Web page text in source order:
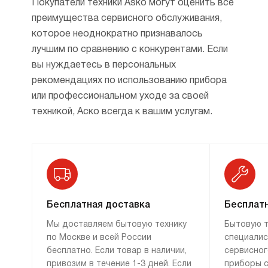
и представить себе не могли. И хотя лучшие
бренды на рынке бытовой техники тоже
делают, например, систему адаптивного
регулирования температур, Asko есть чем
удивить потребителя.
Конвертируемая камера выглядит
в точности как морозильник, но на деле все
намного интереснее. В зависимости
в дополнительный холодильник и обратно.
Так что если вам то срочно необходима
не нужна, эта модель будет для вас
идеальным вариантом.
Покупатели техники Asko могут оценить все
преимущества сервисного обслуживания,
которое неоднократно признавалось
лучшим по сравнению с конкурентами. Если
вы нуждаетесь в персональных
рекомендациях по использованию прибора
или профессиональном уходе за своей
техникой, Аско всегда к вашим услугам.
Бесплатная доставка
Мы доставляем бытовую технику
по Москве и всей России
бесплатно. Если товар в наличии,
привозим в течение 1-3 дней. Если
Бытовую
приборы